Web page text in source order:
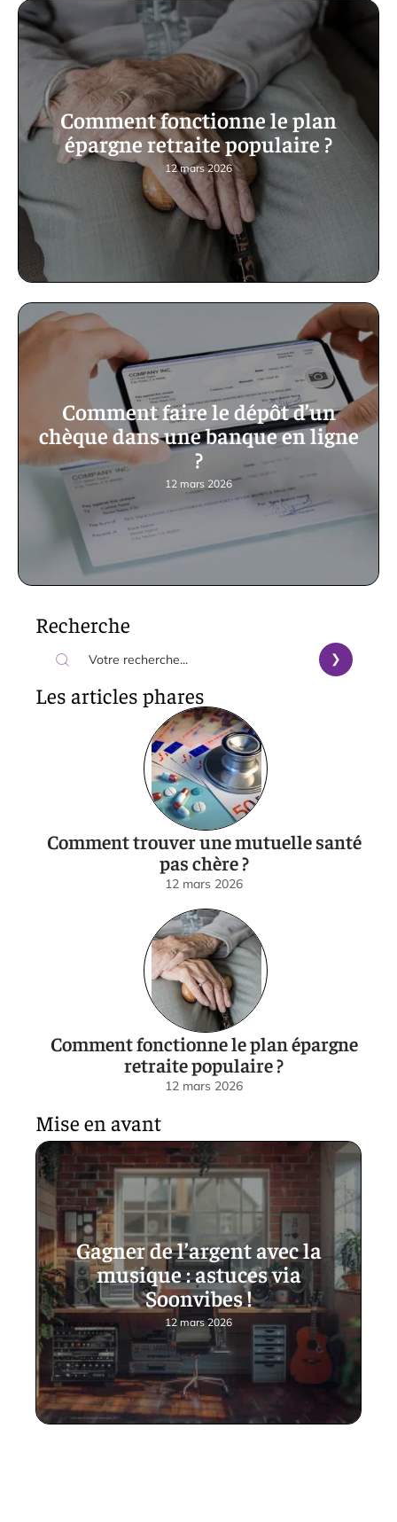
Comment fonctionne le plan
épargne retraite populaire ?
12 mars 2026
Comment faire le dépôt d’un
chèque dans une banque en ligne
?
12 mars 2026
Recherche
Les articles phares
Comment trouver une mutuelle santé
pas chère ?
12 mars 2026
Comment fonctionne le plan épargne
retraite populaire ?
12 mars 2026
Mise en avant
Gagner de l’argent avec la
musique : astuces via
Soonvibes !
12 mars 2026